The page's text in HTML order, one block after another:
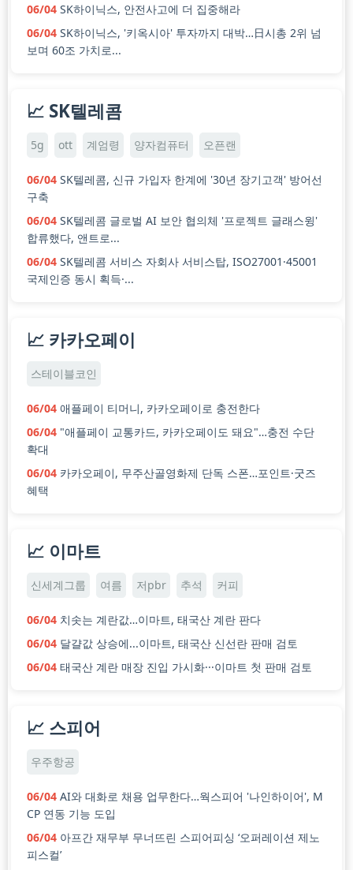
06/04 SK하이닉스, 안전사고에 더 집중해라
06/04 SK하이닉스, '키옥시아' 투자까지 대박…日시총 2위 넘
보며 60조 가치로...
📈 SK텔레콤
5g ott 계엄령 양자컴퓨터 오픈랜
06/04 SK텔레콤, 신규 가입자 한계에 '30년 장기고객' 방어선
구축
06/04 SK텔레콤 글로벌 AI 보안 협의체 '프로젝트 글래스윙'
합류했다, 앤트로...
06/04 SK텔레콤 서비스 자회사 서비스탑, ISO27001·45001
국제인증 동시 획득·...
📈 카카오페이
스테이블코인
06/04 애플페이 티머니, 카카오페이로 충전한다
06/04 "애플페이 교통카드, 카카오페이도 돼요"…충전 수단
확대
06/04 카카오페이, 무주산골영화제 단독 스폰…포인트·굿즈
혜택
📈 이마트
신세계그룹 여름 저pbr 추석 커피
06/04 치솟는 계란값…이마트, 태국산 계란 판다
06/04 달걀값 상승에...이마트, 태국산 신선란 판매 검토
06/04 태국산 계란 매장 진입 가시화···이마트 첫 판매 검토
📈 스피어
우주항공
06/04 AI와 대화로 채용 업무한다…웍스피어 '나인하이어', M
CP 연동 기능 도입
06/04 아프간 재무부 무너뜨린 스피어피싱 ‘오퍼레이션 제노
피스컬’